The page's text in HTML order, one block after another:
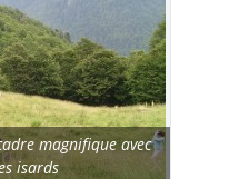
magnifique avec
isards